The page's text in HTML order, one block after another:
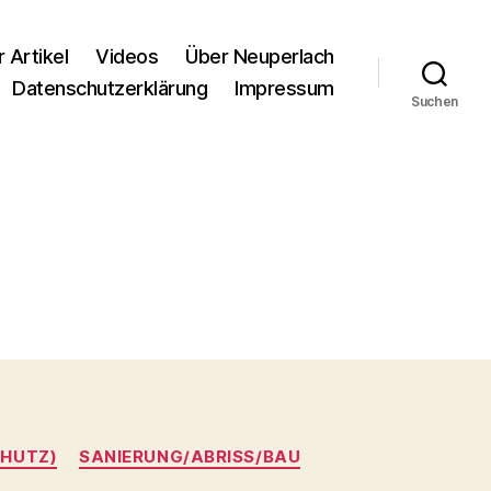
Artikel Videos
Über Neuperlach
Datenschutzerklärung
Impressum
Suchen
SANIERUNG/ABRISS/BAU